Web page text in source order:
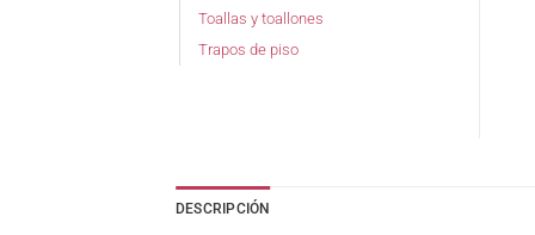
Toallas y toallones
Trapos de piso
DESCRIPCIÓN